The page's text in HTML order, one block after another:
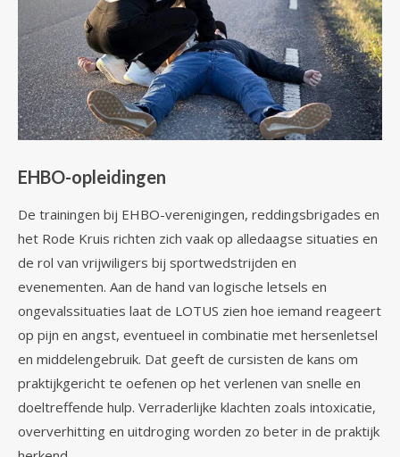
EHBO-opleidingen
De trainingen bij EHBO-verenigingen, reddingsbrigades en
het Rode Kruis richten zich vaak op alledaagse situaties en
de rol van vrijwiligers bij sportwedstrijden en
evenementen. Aan de hand van logische letsels en
ongevalssituaties laat de LOTUS zien hoe iemand reageert
op pijn en angst, eventueel in combinatie met hersenletsel
en middelengebruik. Dat geeft de cursisten de kans om
praktijkgericht te oefenen op het verlenen van snelle en
doeltreffende hulp. Verraderlijke klachten zoals intoxicatie,
oververhitting en uitdroging worden zo beter in de praktijk